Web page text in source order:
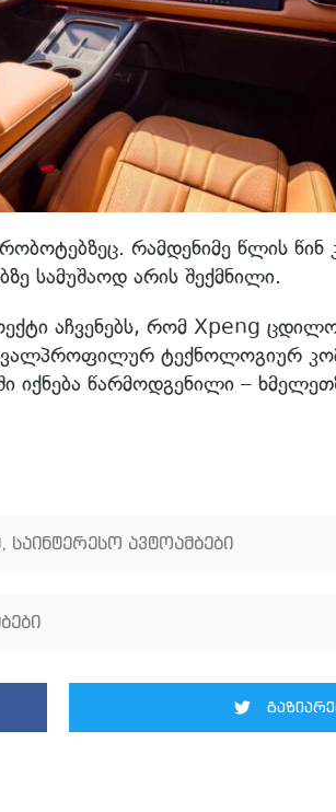
რამდენიმე წლის წინ
სამუშაოდ არის შექმნილი.
აჩვენებს, რომ Xpeng
ტექნოლოგიურ
იქნება წარმოდგენილი –
, საინტერესო ავტოამბები